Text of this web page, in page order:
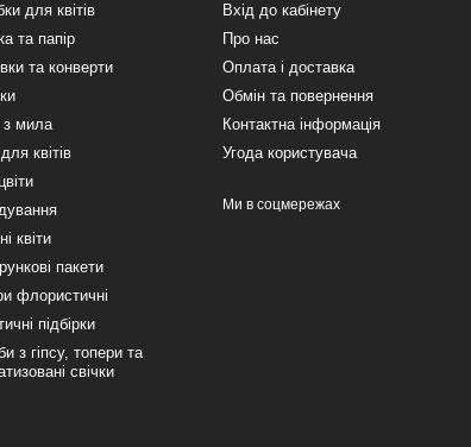
для квітів
та папір
та конверти
з мила
квітів
квіти
пакети
флористичні
підбірки
з гіпсу, топери та
свічки
Вхід до кабінету
Про нас
Оплата і доставка
Обмін та повернення
Контактна інформація
Угода користувача
Ми в соцмережах